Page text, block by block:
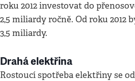
roku 2012 investovat do
2,5 miliardy ročně. Od roku 2012
3,5 miliardy.
Drahá elektřina
Rostoucí spotřeba elektřiny se